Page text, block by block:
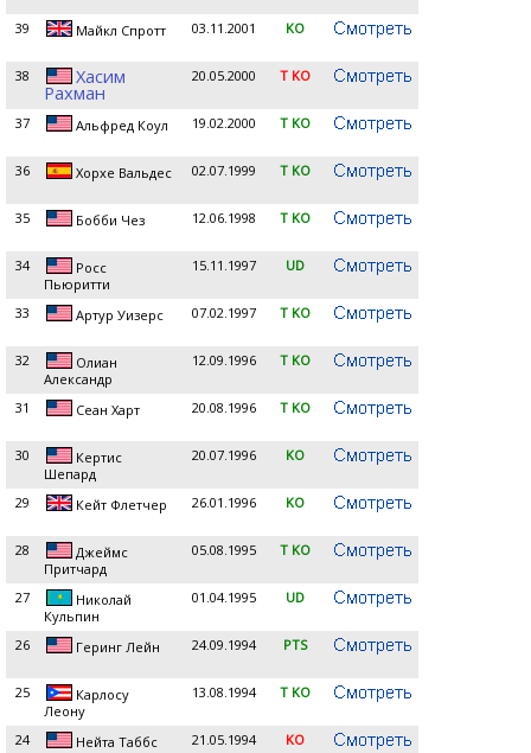
39 Майкл Спротт 03.11.2001 KO
38 Хасим
Рахман
20.05.2000 T KO
37 Альфред Коул 19.02.2000 T KO
36 Хорхе Вальдес 02.07.1999 T KO
35 Бобби Чез 12.06.1998 T KO
34
Росс
Пьюритти
15.11.1997 UD
33 Артур Уизерс 07.02.1997 T KO
32
Олиан
Александр
12.09.1996 T KO
31 Сеан Харт 20.08.1996 T KO
30
Кертис
Шепард
20.07.1996 KO
29 Кейт Флетчер 26.01.1996 KO
28
Джеймс
Притчард
05.08.1995 T KO
27
Николай
Кульпин
01.04.1995 UD
26 Геринг Лейн 24.09.1994 PTS
25
Карлосу
Леону
13.08.1994 T KO
24 Нейта Таббс 21.05.1994 KO